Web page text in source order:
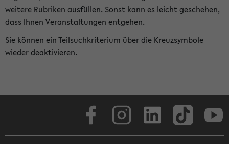
weitere Rubriken ausfüllen. Sonst kann es leicht geschehen,
dass Ihnen Veranstaltungen entgehen.
Sie können ein Teilsuchkriterium über die Kreuzsymbole
wieder deaktivieren.